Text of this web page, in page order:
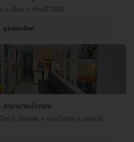
. เมือง จ. ราชบุรี 7000
ดูรายละเอียด
าขาบางบัวทอง
ย ต. โสนลอย อ. บางบัวทอง จ. นนทบุรี